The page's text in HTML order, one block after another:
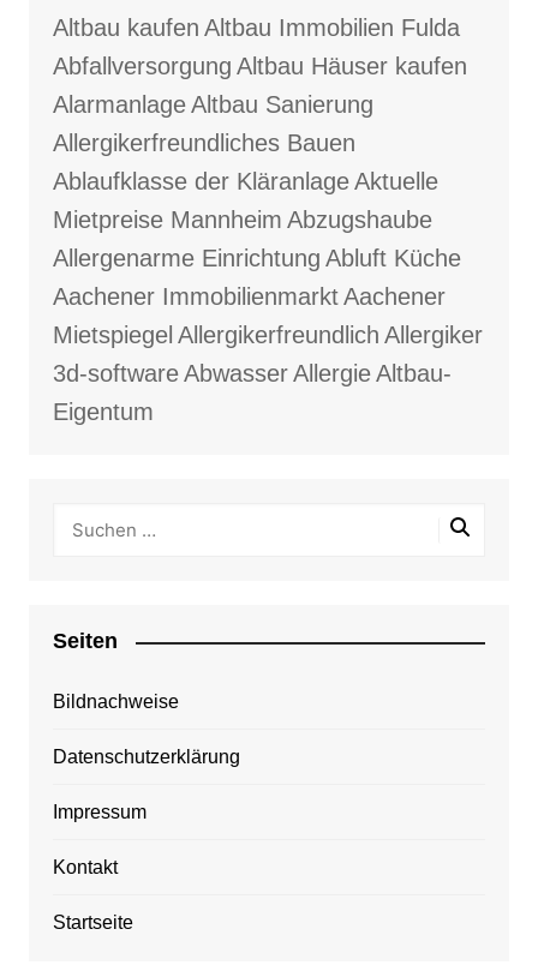
Altbau kaufen Altbau Immobilien Fulda
Abfallversorgung Altbau Häuser kaufen
AlarmanlageAltbau Sanierung
Allergikerfreundliches Bauen
Ablaufklasse der KläranlageAktuelle
Mietpreise Mannheim Abzugshaube
Allergenarme Einrichtung Abluft Küche
Aachener ImmobilienmarktAachener
Mietspiegel Allergikerfreundlich Allergiker
3d-softwareAbwasserAllergieAltbau-
Eigentum
Seiten
Bildnachweise
Datenschutzerklärung
Impressum
Kontakt
Startseite